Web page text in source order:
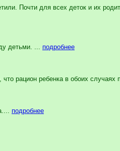
Почти для всех деток и их
детьми. ... подробнее
рацион ребенка в обоих случаях
подробнее